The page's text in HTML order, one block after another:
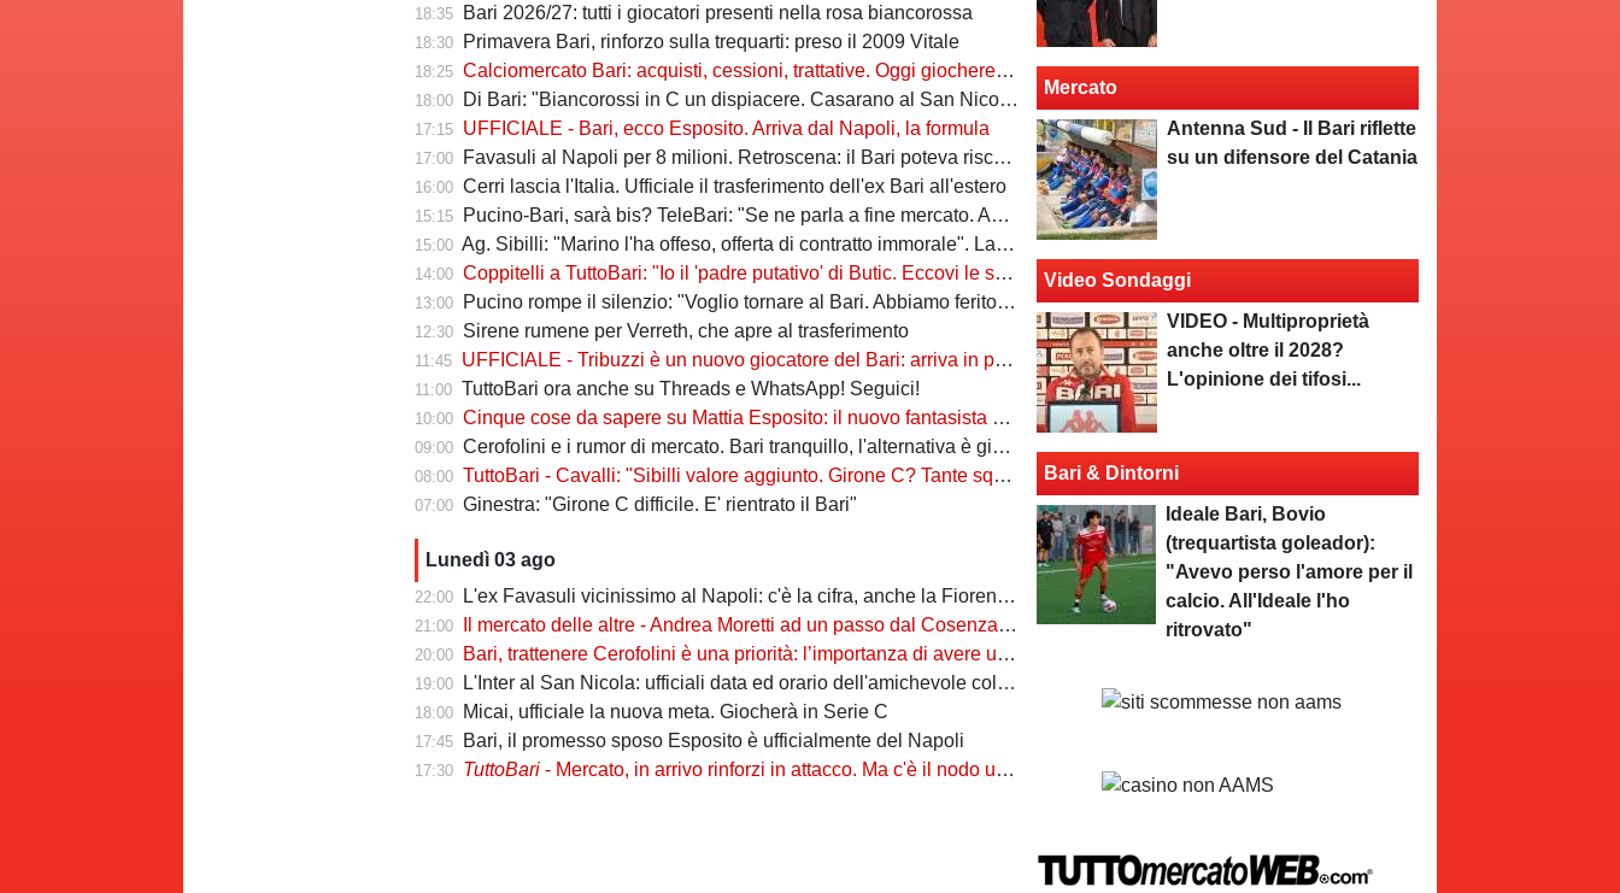
18:35 Bari 2026/27: tutti i giocatori presenti nella rosa biancorossa
18:30 Primavera Bari, rinforzo sulla trequarti: preso il 2009 Vitale
18:25 Calciomercato Bari: acquisti, cessioni, trattative. Oggi giocherebbe così
18:00 Di Bari: "Biancorossi in C un dispiacere. Casarano al San Nicola? Sarà un orgoglio"
17:15 UFFICIALE - Bari, ecco Esposito. Arriva dal Napoli, la formula
17:00 Favasuli al Napoli per 8 milioni. Retroscena: il Bari poteva riscattarlo, ma...
16:00 Cerri lascia l'Italia. Ufficiale il trasferimento dell'ex Bari all'estero
15:15 Pucino-Bari, sarà bis? TeleBari: "Se ne parla a fine mercato. Ad oggi, lo cerca il Monopoli"
15:00 Ag. Sibilli: "Marino l'ha offeso, offerta di contratto immorale". La risposta del DG: "Dichiarazioni non veritiere"
14:00 Coppitelli a TuttoBari: "Io il 'padre putativo' di Butic. Eccovi le sue caratteristiche"
13:00 Pucino rompe il silenzio: "Voglio tornare al Bari. Abbiamo ferito una città"
12:30 Sirene rumene per Verreth, che apre al trasferimento
11:45 UFFICIALE - Tribuzzi è un nuovo giocatore del Bari: arriva in prestito con diritto di riscatto
11:00 TuttoBari ora anche su Threads e WhatsApp! Seguici!
10:00 Cinque cose da sapere su Mattia Esposito: il nuovo fantasista 18enne del Napoli di passaggio a Bari
09:00 Cerofolini e i rumor di mercato. Bari tranquillo, l'alternativa è già in casa
08:00 TuttoBari - Cavalli: "Sibilli valore aggiunto. Girone C? Tante squadre competitive, servirà lottare"
07:00 Ginestra: "Girone C difficile. E' rientrato il Bari"
Lunedì 03 ago
22:00 L'ex Favasuli vicinissimo al Napoli: c'è la cifra, anche la Fiorentina ci guadagna
21:00 Il mercato delle altre - Andrea Moretti ad un passo dal Cosenza. Haoudi va al Foggia. Mancuso nel mirino del Catania
20:00 Bari, trattenere Cerofolini è una priorità: l’importanza di avere un leader come lui in rosa
19:00 L'Inter al San Nicola: ufficiali data ed orario dell'amichevole col Betis
18:00 Micai, ufficiale la nuova meta. Giocherà in Serie C
17:45 Bari, il promesso sposo Esposito è ufficialmente del Napoli
17:30 TuttoBari - Mercato, in arrivo rinforzi in attacco. Ma c'è il nodo uscite
Mercato
Antenna Sud - Il Bari riflette
su un difensore del Catania
Video Sondaggi
VIDEO - Multiproprietà
anche oltre il 2028?
L'opinione dei tifosi...
Bari & Dintorni
Ideale Bari, Bovio
(trequartista goleador):
"Avevo perso l'amore per il
calcio. All'Ideale l'ho
ritrovato"